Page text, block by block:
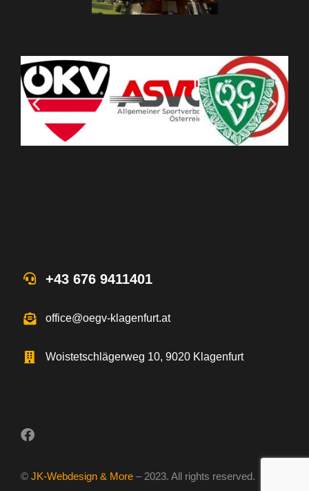
+43 676 9411401
office@oegv-klagenfurt.at
Woistetschlägerweg 10, 9020 Klagenfurt
© JK-Webdesign & More – 2023. All rights reserved.